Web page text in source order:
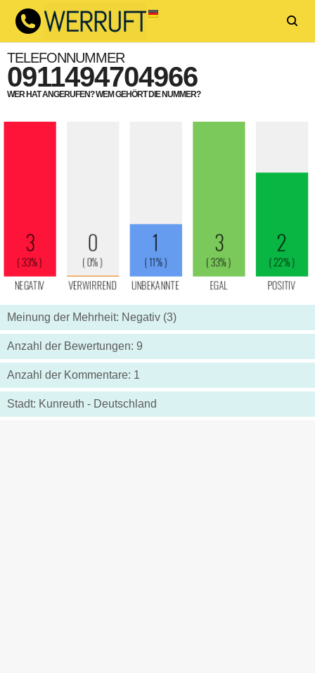
TELEFONNUMMER
0911494704966
WER HAT ANGERUFEN? WEM GEHÖRT DIE NUMMER?
Meinung der Mehrheit: Negativ (3)
Anzahl der Bewertungen: 9
Anzahl der Kommentare: 1
Stadt: Kunreuth - Deutschland